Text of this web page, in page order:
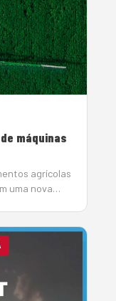
máquinas
agrícolas
uma nova